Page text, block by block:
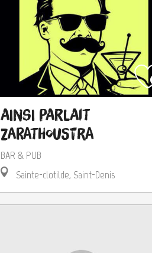
Ainsi Parlait
Zarathoustra
BAR & PUB
Sainte-clotilde, Saint-Denis